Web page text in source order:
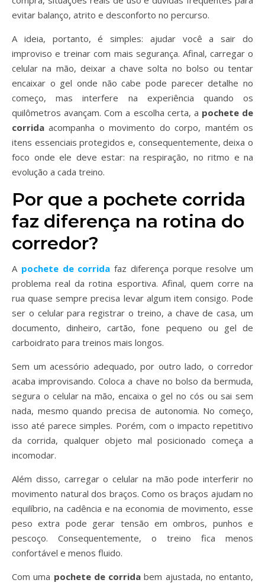
evitar balanço, atrito e desconforto no percurso.
A ideia, portanto, é simples: ajudar você a sair do
improviso e treinar com mais segurança. Afinal, carregar o
celular na mão, deixar a chave solta no bolso ou tentar
encaixar o gel onde não cabe pode parecer detalhe no
começo, mas interfere na experiência quando os
quilômetros avançam. Com a escolha certa, a pochete de
corrida acompanha o movimento do corpo, mantém os
itens essenciais protegidos e, consequentemente, deixa o
foco onde ele deve estar: na respiração, no ritmo e na
evolução a cada treino.
Por que a pochete corrida
faz diferença na rotina do
corredor?
A pochete de corrida faz diferença porque resolve um
problema real da rotina esportiva. Afinal, quem corre na
rua quase sempre precisa levar algum item consigo. Pode
ser o celular para registrar o treino, a chave de casa, um
documento, dinheiro, cartão, fone pequeno ou gel de
carboidrato para treinos mais longos.
Sem um acessório adequado, por outro lado, o corredor
acaba improvisando. Coloca a chave no bolso da bermuda,
segura o celular na mão, encaixa o gel no cós ou sai sem
nada, mesmo quando precisa de autonomia. No começo,
isso até parece simples. Porém, com o impacto repetitivo
da corrida, qualquer objeto mal posicionado começa a
incomodar.
Além disso, carregar o celular na mão pode interferir no
movimento natural dos braços. Como os braços ajudam no
equilíbrio, na cadência e na economia de movimento, esse
peso extra pode gerar tensão em ombros, punhos e
pescoço. Consequentemente, o treino fica menos
confortável e menos fluido.
Com uma pochete de corrida bem ajustada, no entanto,